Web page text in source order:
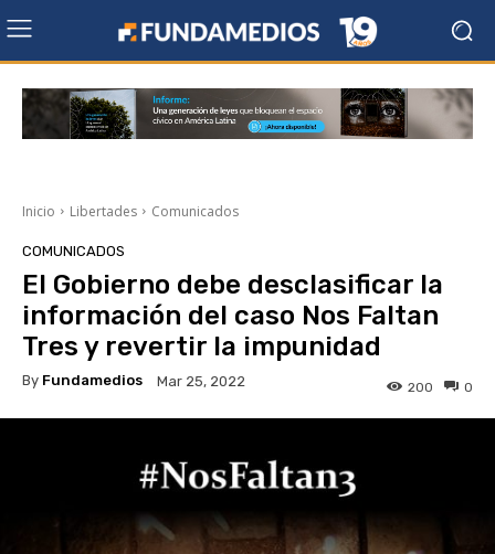
Inicio Libertades Comunicados
COMUNICADOS
El Gobierno debe desclasificar la
información del caso Nos Faltan
Tres y revertir la impunidad
By Fundamedios Mar 25, 2022 0
200